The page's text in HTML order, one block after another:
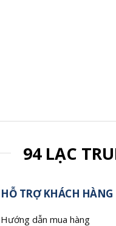
94 LẠC
HỖ TRỢ KHÁCH HÀNG
Hướng dẫn mua hàng